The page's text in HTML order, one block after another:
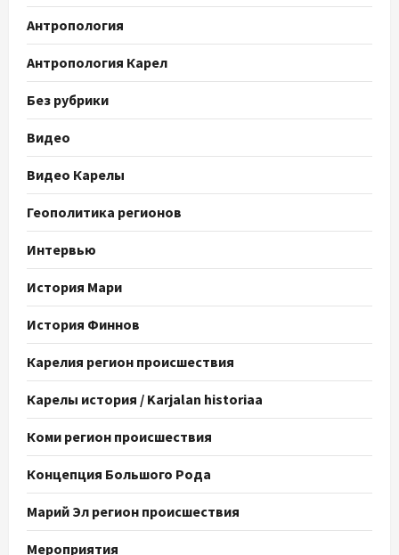
Антропология
Антропология Карел
Без рубрики
Видео
Видео Карелы
Геополитика регионов
Интервью
История Мари
История Финнов
Карелия регион происшествия
Карелы история / Karjalan historiaa
Коми регион происшествия
Концепция Большого Рода
Марий Эл регион происшествия
Мероприятия